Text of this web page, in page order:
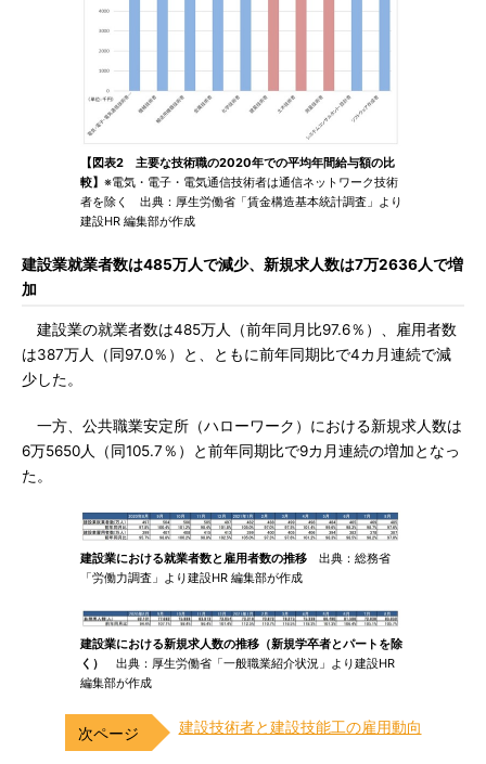
【図表2 主要な技術職の2020年での平均年間給与額の比
較】 ※電気・電子・電気通信技術者は通信ネットワーク技術
者を除く 出典：厚生労働省「賃金構造基本統計調査」より
建設HR 編集部が作成
建設業就業者数は485万人で減少、新規求人数は7万2636人で増
加
建設業の就業者数は485万人（前年同月比97.6％）、雇用者数
は387万人（同97.0％）と、ともに前年同期比で4カ月連続で減
少した。
一方、公共職業安定所（ハローワーク）における新規求人数は
6万5650人（同105.7％）と前年同期比で9カ月連続の増加となっ
た。
建設業における就業者数と雇用者数の推移 出典：総務省
「労働力調査」より建設HR 編集部が作成
建設業における新規求人数の推移（新規学卒者とパートを除
く）
出典：厚生労働省「一般職業紹介状況」より建設HR
編集部が作成
建設技術者と建設技能工の雇用動向